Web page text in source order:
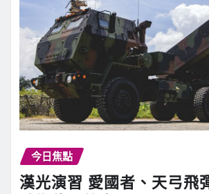
今日焦點
漢光演習 愛國者、天弓飛